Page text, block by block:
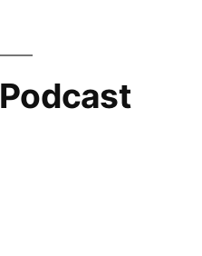
Podcast